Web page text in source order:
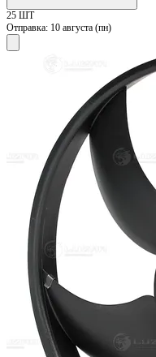
25 ШТ
Отправка: 10 августа (пн)